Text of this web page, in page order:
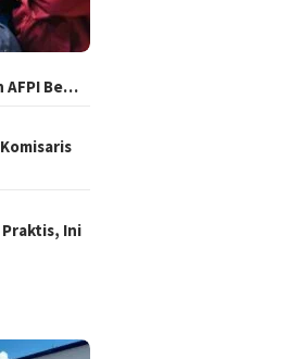
Perkuat Literasi Pindar, PWI
dan AFPI Bersinergi Lindungi
Masyarakat dari Pinjol Ilegal
AFPI Be…
Praktis, Ini